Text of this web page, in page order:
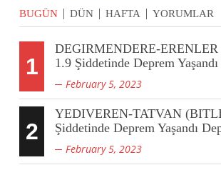
BUGÜN DÜN HAFTA YORUMLAR
1
DEGIRMENDERE-
1.9 Şiddetinde Deprem
February 5, 2023
2
YEDIVEREN-TATVAN
Şiddetinde Deprem Yaşandı
February 5, 2023